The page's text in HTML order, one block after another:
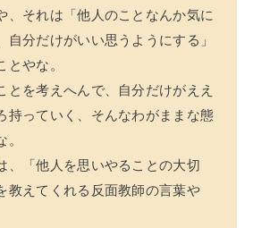
、それは「他人のことなんか気に
自分だけがいい思うようにする」
とやな。
とを考えへんで、自分だけがええ
持っていく、そんなわがままな態
。
、「他人を思いやることの大切
教えてくれる反面教師の言葉や